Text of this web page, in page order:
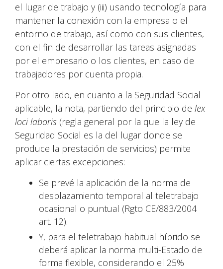
el lugar de trabajo y (iii) usando tecnología para
mantener la conexión con la empresa o el
entorno de trabajo, así como con sus clientes,
con el fin de desarrollar las tareas asignadas
por el empresario o los clientes, en caso de
trabajadores por cuenta propia.
Por otro lado, en cuanto a la Seguridad Social
aplicable, la nota, partiendo del principio de lex
loci laboris (regla general por la que la ley de
Seguridad Social es la del lugar donde se
produce la prestación de servicios) permite
aplicar ciertas excepciones:
Se prevé la aplicación de la norma de
desplazamiento temporal al teletrabajo
ocasional o puntual (Rgto CE/883/2004
art. 12).
Y, para el teletrabajo habitual híbrido se
deberá aplicar la norma multi-Estado de
forma flexible, considerando el 25%